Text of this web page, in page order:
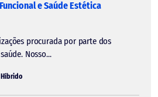
e Saúde Estética
procurada por parte dos
Nosso...
Híbrido